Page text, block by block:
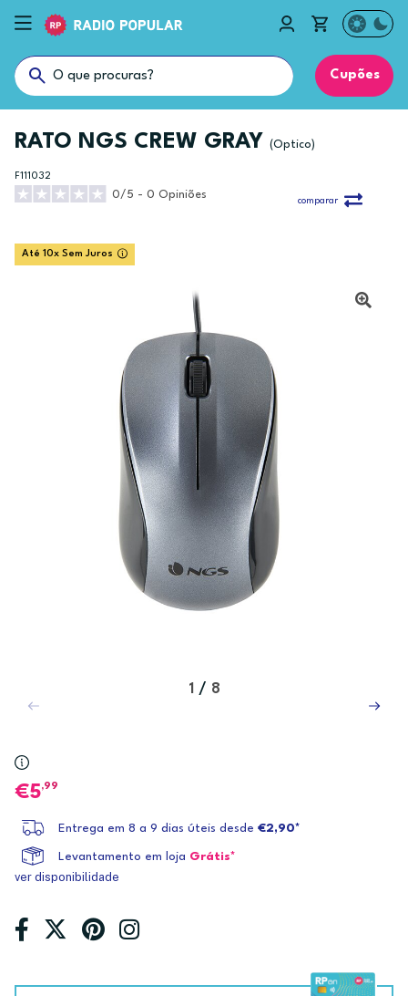
Cupões
RATO NGS CREW GRAY (Optico)
F111032
0/5 - 0 Opiniões
comparar
Até 10x Sem Juros
1 / 8
5,99
Entrega em 8 a 9 dias úteis desde €2,90*
Levantamento em loja Grátis*
ver disponibilidade